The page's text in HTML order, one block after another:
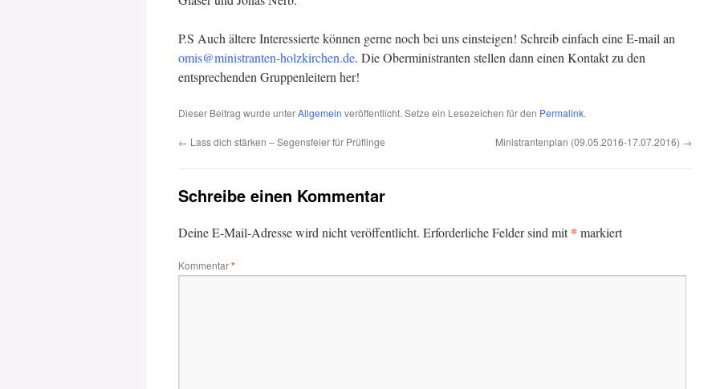
P.S Auch ältere Interessierte können gerne noch bei uns einsteigen! Schreib einfach eine E-mail an
omis@ministranten-holzkirchen.de. Die Oberministranten stellen dann einen Kontakt zu den
entsprechenden Gruppenleitern her!
Dieser Beitrag wurde unterAllgemein veröffentlicht. Setze ein Lesezeichen für den Permalink.
← Lass dich stärken – Segensfeier für Prüflinge Ministrantenplan (09.05.2016-17.07.2016) →
Schreibe einen Kommentar
Deine E-Mail-Adresse wird nicht veröffentlicht. Erforderliche Felder sind mit* markiert
Kommentar*